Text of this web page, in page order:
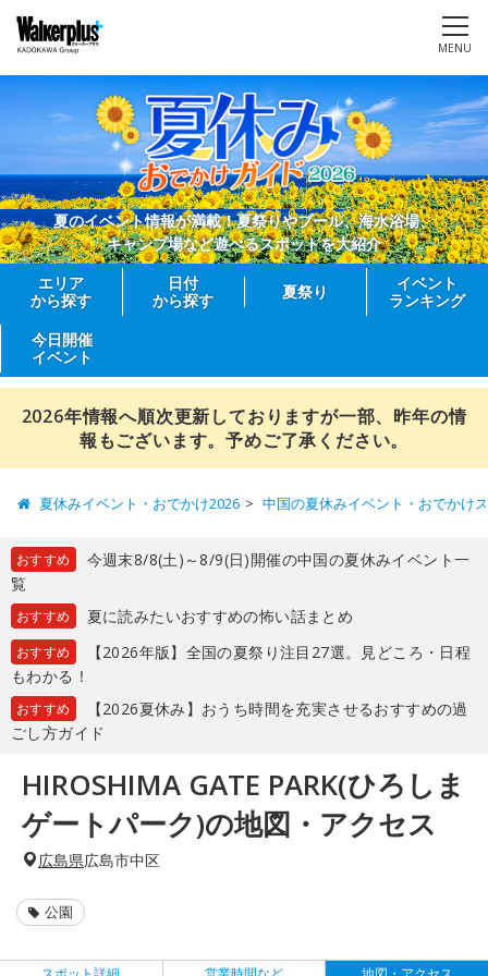
MENU
夏のイベント情報が満載！夏祭りやプール、海水浴場、
キャンプ場など遊べるスポットを大紹介
エリア
から探す
日付
から探す
夏祭り
イベント
ランキング
今日開催
イベント
2026年情報へ順次更新しておりますが一部、昨年の情
報もございます。予めご了承ください。
夏休みイベント・おでかけ2026 中国の夏休みイベント・おでかけ
おすすめ
今週末8/8(土)～8/9(日)開催の中国の夏休みイベント一
覧
おすすめ 夏に読みたいおすすめの怖い話まとめ
おすすめ
【2026年版】全国の夏祭り注目27選。見どころ・日程
もわかる！
おすすめ
【2026夏休み】おうち時間を充実させるおすすめの過
ごし方ガイド
HIROSHIMA GATE PARK(ひろしま
ゲートパーク)の地図・アクセス
広島県広島市中区
公園